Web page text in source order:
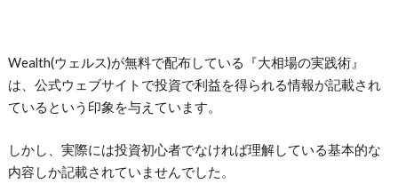
Wealth(ウェルス)が無料で配布している『大相場の実践術』
は、公式ウェブサイトで投資で利益を得られる情報が記載され
ているという印象を与えています。
しかし、実際には投資初心者でなければ理解している基本的な
内容しか記載されていませんでした。